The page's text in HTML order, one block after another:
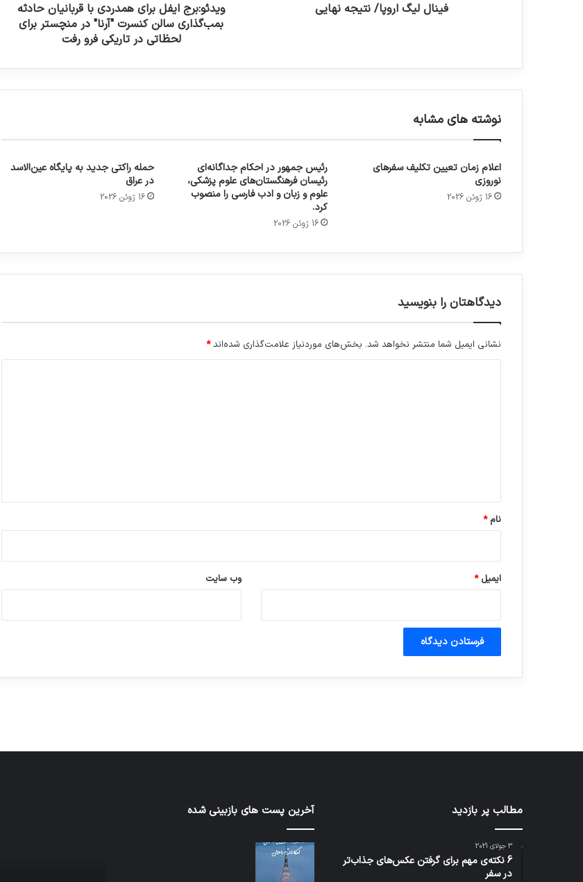
فینال لیگ اروپا/ نتیجه نهایی
ویدئو:برج ایفل برای همدردی با قربانیان حادثه
بمب‌گذاری سالن کنسرت "آرنا" در منچستر برای
لحظاتی در تاریکی فرو رفت
نوشته های مشابه
اعلام زمان تعیین تکلیف سفرهای
نوروزی
16 ژوئن 2026
رئیس جمهور در احکام جداگانه‌ای
رئیسان فرهنگستان‌های علوم پزشکی،
علوم و زبان و ادب فارسی را منصوب
کرد.
16 ژوئن 2026
حمله راکتی جدید به پایگاه عین‌الاسد
در عراق
16 ژوئن 2026
دیدگاهتان را بنویسید
نشانی ایمیل شما منتشر نخواهد شد. بخش‌های موردنیاز علامت‌گذاری شده‌اند*
نام*
ایمیل* وب‌ سایت
آماده برای کشف
مطالب پر بازدید
3 جولای 2021
6 نکته‌ی مهم برای گرفتن عکس‌های جذاب‌تر
در سفر
آخرین پست های بازبینی شده
شبکه
می‌تواند
سقوط
کدام
پیام‌رسان
اطلاعات
کاربران